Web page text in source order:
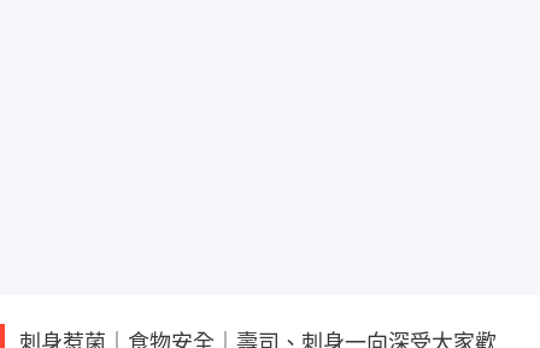
刺身惹菌｜食物安全｜壽司、刺身一向深受大家歡